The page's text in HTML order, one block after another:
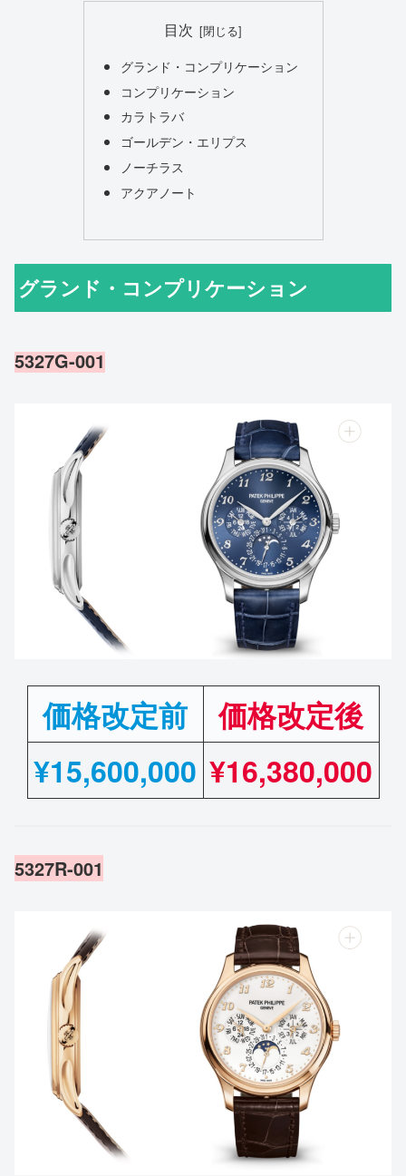
目次
グランド・コンプリケーション
コンプリケーション
カラトラバ
ゴールデン・エリプス
ノーチラス
アクアノート
グランド・コンプリケーション
5327G-001
価格改定前
価格改定後
¥15,600,000 ¥16,380,000
5327R-001